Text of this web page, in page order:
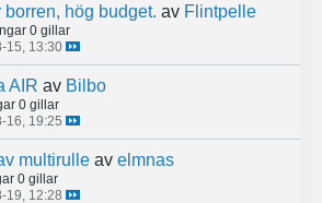
hög budget. av Flintpelle
0 gillar
15, 13:30
AIR av Bilbo
0 gillar
16, 19:25
multirulle av elmnas
0 gillar
19, 12:28